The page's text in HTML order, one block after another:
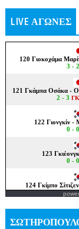
LIVE ΑΓΩΝΕΣ